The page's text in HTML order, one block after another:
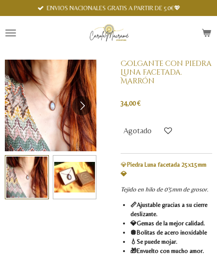
al
principal
ENVIOS NACIONALES GRATIS A PARTIR DE 50€💖
Colgante con Piedra
Luna facetada.
Marrón
34,00 €
Agotado
💎Piedra Luna facetada 25x15mm
💎
Tejido en hilo de 0'5mm de grosor.
📏Ajustable gracias a su cierre
deslizante.
💎Gemas de la mejor calidad.
🪩Bolitas de acero inoxidable
💧Se puede mojar.
🎁Envuelto con mucho amor.
Spanish